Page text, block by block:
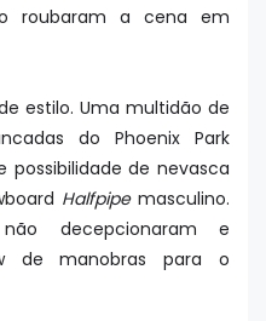
roubaram a cena em
estilo. Uma multidão de
do Phoenix Park
de nevasca
Halfpipemasculino.
decepcionaram e
de manobras para o